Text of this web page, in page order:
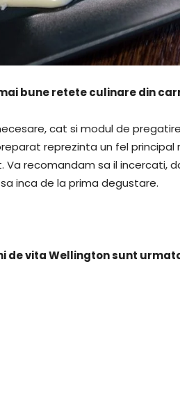
bune retete culinare din
cat si modul de
reprezinta un fel principal
recomandam sa il incercati,
inca de la prima degustare.
de vita Wellington sunt